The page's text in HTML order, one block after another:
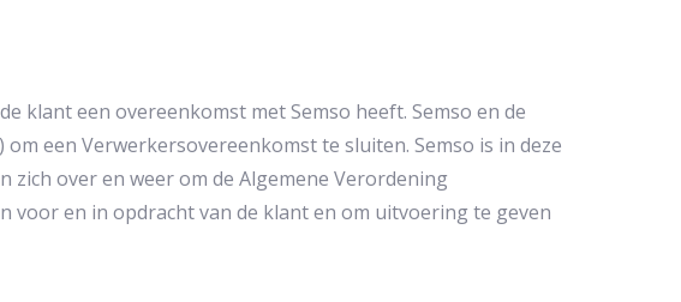
klant een overeenkomst met Semso heeft. Semso en de
een Verwerkersovereenkomst te sluiten. Semso is in deze
over en weer om de Algemene Verordening
voor en in opdracht van de klant en om uitvoering te geven